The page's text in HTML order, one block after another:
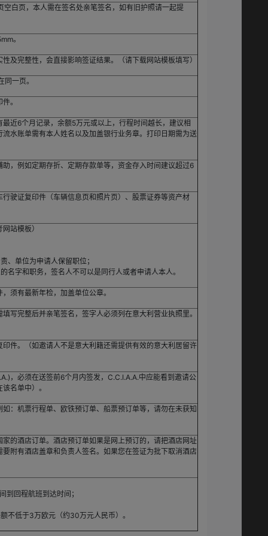
白页，本人需在签名处亲笔签名，如有旧护照请一起提
。
及完整性，会直接影响签证结果。（请下载网站模板填写）
一页。
。
近6个月记录，余额5万元或以上，行程时间越长，建议相
水账单需有本人姓名以及加盖银行业务章。打印日期需为送
，例如定期存折、定期存款单等，资金存入时间建议超过6
驶证复印件（车辆信息页和照片页）、股票证券等资产材
站模板）
、单位为申请人保留职位；
字和职务，签名人不可以是同行人或者申请人本人。
须有最新年检，加盖单位公章。
写完整后并亲笔签名，签字人必须列在意大利营业执照里。
件。（如邀请人不是意大利籍还需提供有效的意大利居留许
，必须在送签前6个月内签发，C.C.I.A.A.中应能看到邀请公
名单中）。
：机票行程单、欧铁预订单、船票预订单等，请勿在未获知
的酒店订单。酒店预订单如果是网上预订的，请把酒店网址
附有酒店盖章和负责人签名。如果您在签证为批下取消酒店
到回程航班到达时间；
不低于3万欧元（约30万元人民币）。